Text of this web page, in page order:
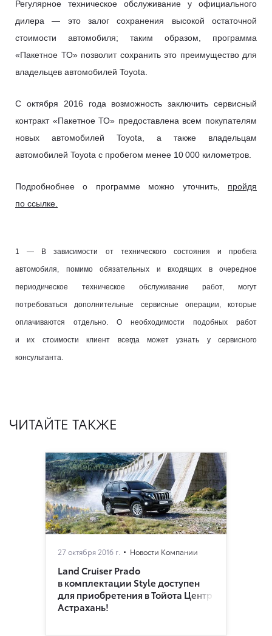
Регулярное техническое обслуживание у официального
дилера — это залог сохранения высокой остаточной
стоимости автомобиля; таким образом, программа
«Пакетное ТО» позволит сохранить это преимущество для
владельцев автомобилей Toyota.
С октября 2016 года возможность заключить сервисный
контракт «Пакетное ТО» предоставлена всем покупателям
новых автомобилей Toyota, а также владельцам
автомобилей Toyota с пробегом менее 10 000 километров.
Подробнобнее о программе можно уточнить, пройдя
по ссылке.
1 — В зависимости от технического состояния и пробега
автомобиля, помимо обязательных и входящих в очередное
периодическое техническое обслуживание работ, могут
потребоваться дополнительные сервисные операции, которые
оплачиваются отдельно. О необходимости подобных работ
и их стоимости клиент всегда может узнать у сервисного
консультанта.
ЧИТАЙТЕ ТАКЖЕ
27 октября 2016 г. Новости Компании
Land Cruiser Prado
в комплектации Style доступен
для приобретения в Тойота Центр
Астрахань!